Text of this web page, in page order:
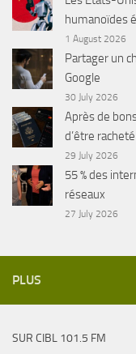
humanoïdes
1 August 2026
Partager un
Google
30 July 2026
Après de
d’être racheté
29 July 2026
55 % des
réseaux
27 July 2026
PLUS
SUR CIBL 101.5 FM